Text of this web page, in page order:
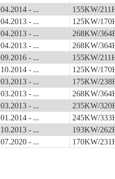
04.2014 - ... 155KW/
04.2013 - ... 125KW/
04.2013 - ... 268KW/
04.2013 - ... 268KW/
09.2016 - ... 155KW/
10.2014 - ... 125KW/
03.2013 - ... 175KW/
03.2013 - ... 268KW/
03.2013 - ... 235KW/
01.2014 - ... 245KW/
10.2013 - ... 193KW/
07.2020 - ... 170KW/